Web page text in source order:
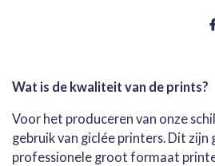
Wat is de kwaliteit van de prints?
Voor het produceren van onze
gebruik van giclée printers. Dit zijn
professionele groot formaat